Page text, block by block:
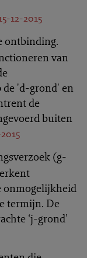
12-2015
ontbinding.
van
de 'd-grond' en
de
buiten
(g-
onmogelijkheid
termijn. De
‘j-grond’